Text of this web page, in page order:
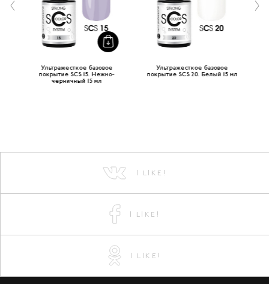
Ультражесткое базовое
покрытие SCS 15. Нежно-
черничный 15 мл
Ультражесткое базовое
покрытие SCS 20. Белый 15 мл
I LIKE!
I LIKE!
I LIKE!